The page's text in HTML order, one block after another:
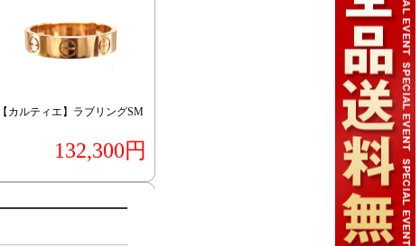
【カルティエ】ラブリングSM
132,300円